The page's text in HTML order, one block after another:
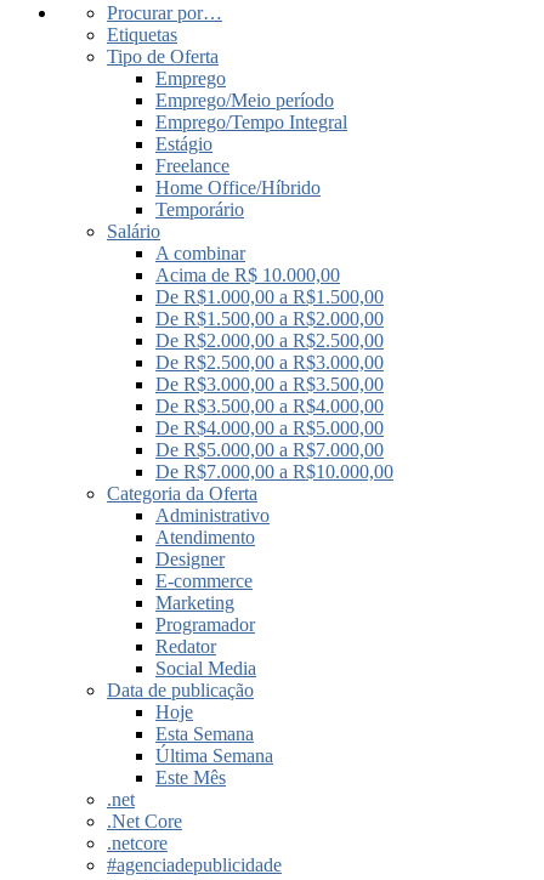
Procurar por…
Etiquetas
Tipo de Oferta
Emprego
Emprego/Meio período
Emprego/Tempo Integral
Estágio
Freelance
Home Office/Híbrido
Temporário
Salário
A combinar
Acima de R$ 10.000,00
De R$1.000,00 a R$1.500,00
De R$1.500,00 a R$2.000,00
De R$2.000,00 a R$2.500,00
De R$2.500,00 a R$3.000,00
De R$3.000,00 a R$3.500,00
De R$3.500,00 a R$4.000,00
De R$4.000,00 a R$5.000,00
De R$5.000,00 a R$7.000,00
De R$7.000,00 a R$10.000,00
Categoria da Oferta
Administrativo
Atendimento
Designer
E-commerce
Marketing
Programador
Redator
Social Media
Data de publicação
Hoje
Esta Semana
Última Semana
Este Mês
.net
.Net Core
.netcore
#agenciadepublicidade